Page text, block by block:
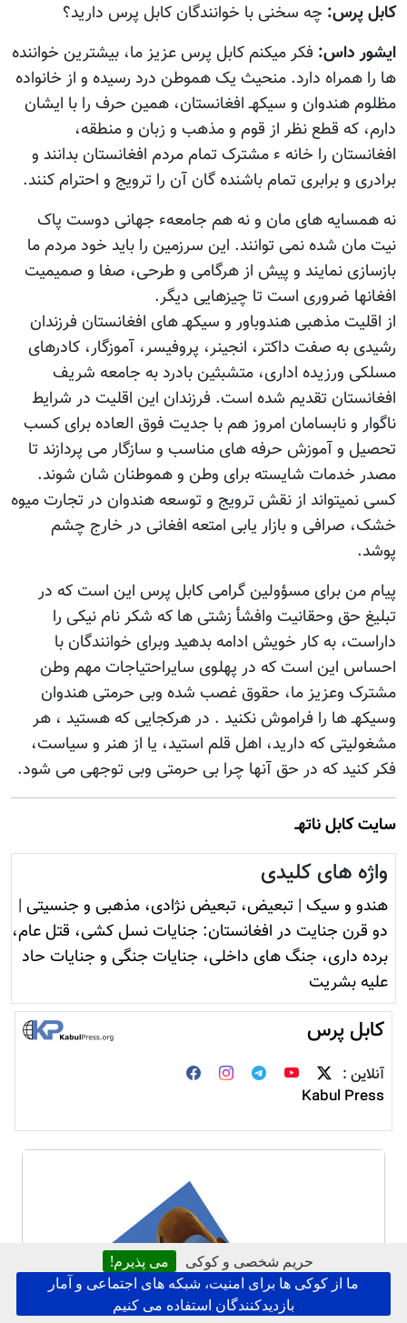
حریم شخصی و کوکی
می پذیرم!
ما از کوکی ها برای امنیت، شبکه های اجتماعی و آمار
بازدیدکنندگان استفاده می کنیم
کابل پرس: چه سخنی با خوانندگان کابل پرس دارید؟
ایشور داس: فکر میکنم کابل پرس عزیز ما، بیشترین خواننده
ها را همراه دارد. منحیث یک هموطن درد رسیده و از خانواده
مظلوم هندوان و سیکهـ افغانستان، همین حرف را با ایشان
دارم، که قطع نظر از قوم و مذهب و زبان و منطقه،
افغانستان را خانه ء مشترک تمام مردم افغانستان بدانند و
برادری و برابری تمام باشنده گان آن را ترویج و احترام کنند.
نه همسایه های مان و نه هم جامعهء جهانی دوست پاک
نیت مان شده نمی توانند. این سرزمین را باید خود مردم ما
بازسازی نمایند و پیش از هرگامی و طرحی، صفا و صمیمیت
افغانها ضروری است تا چیزهایی دیگر.
از اقلیت مذهبی هندوباور و سیکهـ های افغانستان فرزندان
رشیدی به صفت داکتر، انجینر، پروفیسر، آموزگار، کادرهای
مسلکی ورزیده اداری، متشبثین بادرد به جامعه شریف
افغانستان تقدیم شده است. فرزندان این اقلیت در شرایط
ناگوار و نابسامان امروز هم با جدیت فوق العاده برای کسب
تحصیل و آموزش حرفه های مناسب و سازگار می پردازند تا
مصدر خدمات شایسته برای وطن و هموطنان شان شوند.
کسی نمیتواند از نقش ترویج و توسعه هندوان در تجارت میوه
خشک، صرافی و بازار یابی امتعه افغانی در خارج چشم
پوشد.
پیام من برای مسؤولین گرامی کابل پرس این است که در
تبلیغ حق وحقانیت وافشأ زشتی ها که شکر نام نیکی را
داراست، به کار خویش ادامه بدهید وبرای خوانندگان با
احساس این است که در پهلوی سایراحتیاجات مهم وطن
مشترک وعزیز ما، حقوق غصب شده وبی حرمتی هندوان
وسیکهـ ها را فراموش نکنید . در هرکجایی که هستید ، هر
مشغولیتی که دارید، اهل قلم استید، یا از هنر و سیاست،
فکر کنید که در حق آنها چرا بی حرمتی وبی توجهی می شود.
سایت کابل ناتهـ
واژه های کلیدی
هندو و سیک | تبعیض، تبعیض نژادی، مذهبی و جنسیتی |
دو قرن جنایت در افغانستان: جنایات نسل کشی، قتل عام،
برده داری، جنگ های داخلی، جنایات جنگی و جنایات حاد
علیه بشریت
کابل پرس
آنلاین :
Kabul Press